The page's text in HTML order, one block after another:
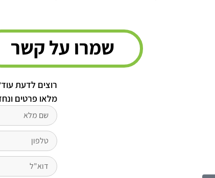
שמרו על קשר
רוצים לדעת
מלאו פרטים